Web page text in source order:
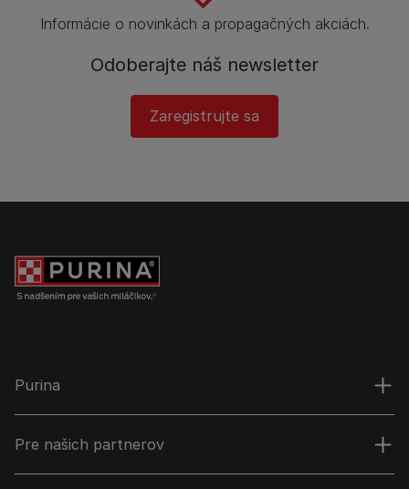
Informácie o novinkách a propagačných akciách.
Odoberajte náš newsletter
Zaregistrujte sa
Purina
Pre našich partnerov